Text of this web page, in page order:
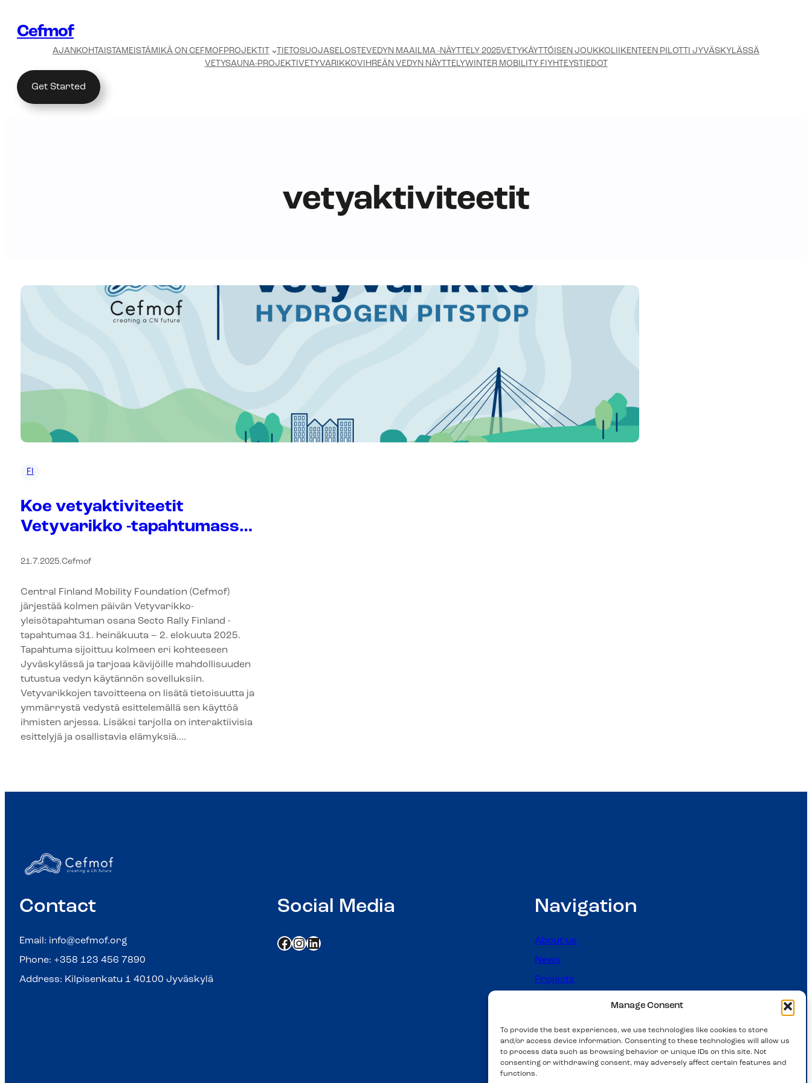
Manage Consent
To provide the best experiences, we use technologies like cookies to store
and/or access device information. Consenting to these technologies will allow us
to process data such as browsing behavior or unique IDs on this site. Not
consenting or withdrawing consent, may adversely affect certain features and
functions.
sisältöön
Cefmof
AJANKOHTAISTAMEISTÄMIKÄ ON CEFMOF PROJEKTIT TIETOSUOJASELOSTEVEDYN MAAILMA -NÄYTTELY 2025VETYKÄYTTÖISEN JOUKKOLIIKENTEEN PILOTTI JYVÄSKYLÄSSÄ
VETYSAUNA-PROJEKTI
VETYVARIKKOVIHREÄN VEDYN NÄYTTELYWINTER MOBILITY FI YHTEYSTIEDOT
Get Started
vetyaktiviteetit
FI
Koe vetyaktiviteetit
Vetyvarikko -tapahtumassa
21.7.2025.Cefmof
Central Finland Mobility Foundation (Cefmof)
järjestää kolmen päivän Vetyvarikko-
yleisötapahtuman osana Secto Rally Finland -
tapahtumaa 31. heinäkuuta – 2. elokuuta 2025.
Tapahtuma sijoittuu kolmeen eri kohteeseen
Jyväskylässä ja tarjoaa kävijöille mahdollisuuden
tutustua vedyn käytännön sovelluksiin.
Vetyvarikkojen tavoitteena on lisätä tietoisuutta ja
ymmärrystä vedystä esittelemällä sen käyttöä
ihmisten arjessa. Lisäksi tarjolla on interaktiivisia
esittelyjä ja osallistavia elämyksiä.…
Contact
Email: info@cefmof.org
Phone: +358 123 456 7890
Address: Kilpisenkatu 1 40100 Jyväskylä
Social Media
https://www.facebook.com/profile.php?id=61562419247791 https://www.instagram.com/cefmof.fi/ LinkedIn
Navigation
About us
News
Projects